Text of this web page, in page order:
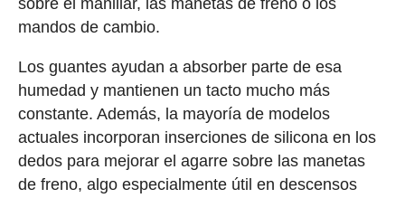
mandos de cambio.
Los guantes ayudan a absorber parte de esa
humedad y mantienen un tacto mucho más
constante. Además, la mayoría de modelos
actuales incorporan inserciones de silicona en los
dedos para mejorar el agarre sobre las manetas
de freno, algo especialmente útil en descensos